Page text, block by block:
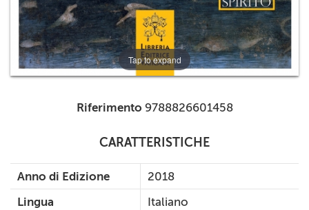
Tap to expand
Riferimento 9788826601458
CARATTERISTICHE
Anno di Edizione
2018
Lingua
Italiano